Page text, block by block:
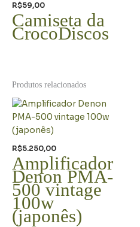
R$59,00
Camiseta da
CrocoDiscos
Produtos relacionados
R$5.250,00
Amplificador
Denon PMA-
500 vintage
100w
(japonês)